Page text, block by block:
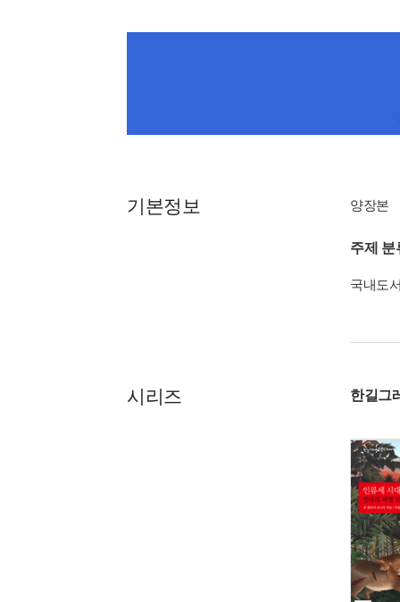
기본정보 양장본
주제 분
국내도
시리즈 한길그